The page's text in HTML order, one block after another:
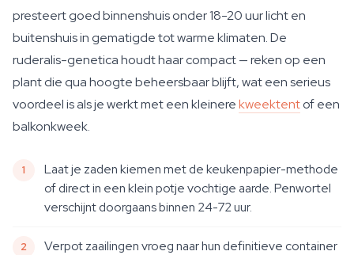
presteert goed binnenshuis onder 18-20 uur licht en
buitenshuis in gematigde tot warme klimaten. De
ruderalis-genetica houdt haar compact — reken op een
plant die qua hoogte beheersbaar blijft, wat een serieus
voordeel is als je werkt met een kleinerekweektentof een
balkonkweek.
Laat je zaden kiemen met de keukenpapier-methode
of direct in een klein potje vochtige aarde. Penwortel
verschijnt doorgaans binnen 24-72 uur.
Verpot zaailingen vroeg naar hun definitieve container